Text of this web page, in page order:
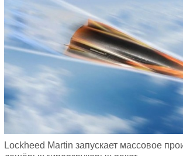
Lockheed Martin запускает массовое